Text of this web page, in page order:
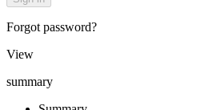
Forgot password?
View
summary